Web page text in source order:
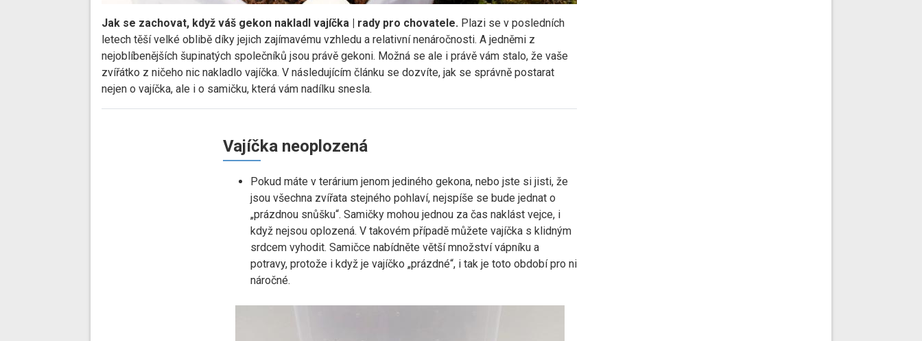
Jak se zachovat, když váš gekon nakladl vajíčka | rady pro chovatele. Plazi se v posledních
letech těší velké oblibě díky jejich zajímavému vzhledu a relativní nenáročnosti. A jedněmi z
nejoblíbenějších šupinatých společníků jsou právě gekoni. Možná se ale i právě vám stalo, že vaše
zvířátko z ničeho nic nakladlo vajíčka. V následujícím článku se dozvíte, jak se správně postarat
nejen o vajíčka, ale i o samičku, která vám nadílku snesla.
Vajíčka neoplozená
Pokud máte v terárium jenom jediného gekona, nebo jste si jisti, že
jsou všechna zvířata stejného pohlaví, nejspíše se bude jednat o
„prázdnou snůšku“. Samičky mohou jednou za čas naklást vejce, i
když nejsou oplozená. V takovém případě můžete vajíčka s klidným
srdcem vyhodit. Samičce nabídněte větší množství vápníku a
potravy, protože i když je vajíčko „prázdné“, i tak je toto období pro ni
náročné.